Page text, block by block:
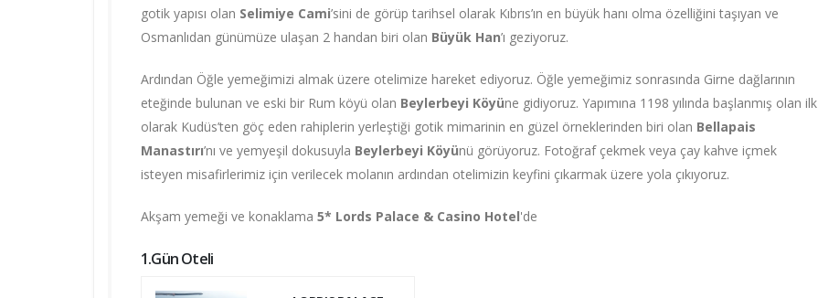
gotik yapısı olan Selimiye Cami’sini de görüp tarihsel olarak Kıbrıs’ın en büyük hanı olma özelliğini taşıyan ve
Osmanlıdan günümüze ulaşan 2 handan biri olan Büyük Han’ı geziyoruz.
Ardından Öğle yemeğimizi almak üzere otelimize hareket ediyoruz. Öğle yemeğimiz sonrasında Girne dağlarının
eteğinde bulunan ve eski bir Rum köyü olan Beylerbeyi Köyüne gidiyoruz. Yapımına 1198 yılında başlanmış olan ilk
olarak Kudüs’ten göç eden rahiplerin yerleştiği gotik mimarinin en güzel örneklerinden biri olan Bellapais
Manastırı’nı ve yemyeşil dokusuyla Beylerbeyi Köyünü görüyoruz. Fotoğraf çekmek veya çay kahve içmek
isteyen misafirlerimiz için verilecek molanın ardından otelimizin keyfini çıkarmak üzere yola çıkıyoruz.
Akşam yemeği ve konaklama 5* Lords Palace & Casino Hotel'de
1.Gün Oteli